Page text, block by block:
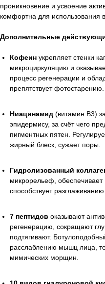
проникновение и усвоение
комфортна для использования
Дополнительные
Кофеин укрепляет стенки
микроциркуляцию и
процесс регенерации и
препятствует фотостарению.
Ниацинамид (витамин B3)
эпидермису, за счёт чего
пигментных пятен.
жирный блеск, сужает поры.
Гидролизованный
микрорельеф,
способствует
7 пептидов оказывают
регенерацию, сокращают
подтягивают.
расслаблению мышц лица,
мимических морщин.